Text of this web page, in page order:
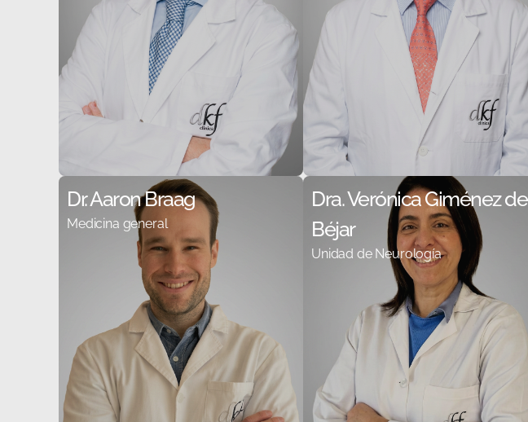
Dr. Aaron Braag
Medicina general
Dra. Verónica Giménez de
Béjar
Unidad de Neurología